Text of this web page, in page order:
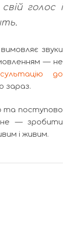
голос і
звуки
— не
до
зараз.
та поступово
— зробити
і живим.